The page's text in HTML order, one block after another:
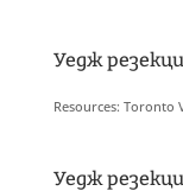
Уедж
Resources: Toronto
Уедж